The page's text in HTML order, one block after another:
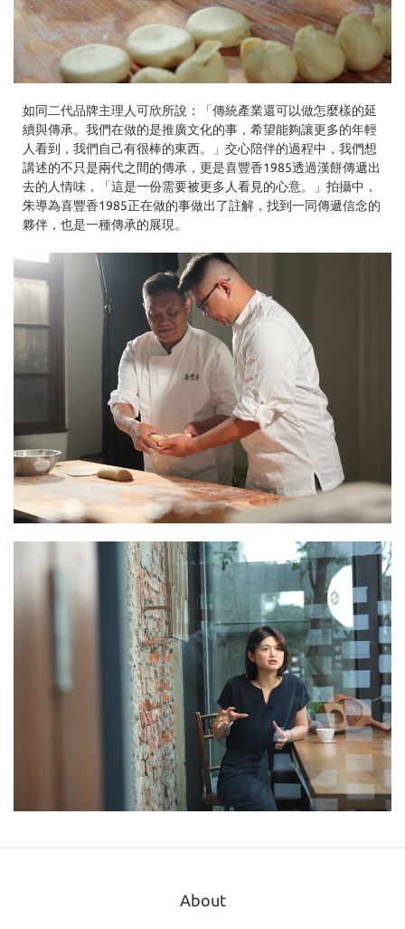
如同二代品牌主理人可欣所說：「傳統產業還可以做怎麼樣的延
續與傳承。我們在做的是推廣文化的事，希望能夠讓更多的年輕
人看到，我們自己有很棒的東西。」交心陪伴的過程中，我們想
講述的不只是兩代之間的傳承，更是喜豐香1985透過漢餅傳遞出
去的人情味，「這是一份需要被更多人看見的心意。」拍攝中，
朱導為喜豐香1985正在做的事做出了註解，找到一同傳遞信念的
夥伴，也是一種傳承的展現。
About